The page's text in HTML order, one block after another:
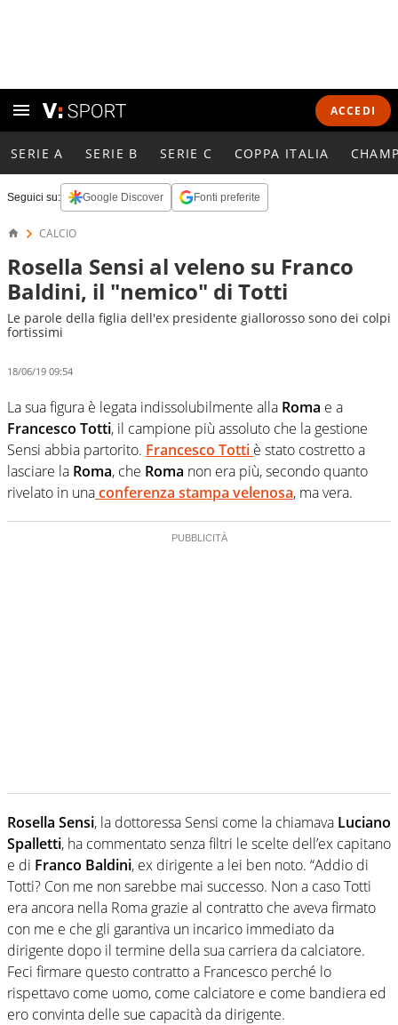
ACCEDI
SERIE A SERIE B SERIE C COPPA ITALIA
Seguici su: Google Discover Fonti preferite
CALCIO
Rosella Sensi al veleno su Franco
Baldini, il "nemico" di Totti
Le parole della figlia dell'ex presidente giallorosso sono dei colpi
fortissimi
18/06/19 09:54
La sua figura è legata indissolubilmente alla Roma e a
Francesco Totti, il campione più assoluto che la gestione
Sensi abbia partorito. Francesco Totti è stato costretto a
lasciare la Roma, che Roma non era più, secondo quanto
rivelato in unaconferenza stampa velenosa, ma vera.
Rosella Sensi, la dottoressa Sensi come la chiamava Luciano
Spalletti, ha commentato senza filtri le scelte dell’ex capitano
e di Franco Baldini, ex dirigente a lei ben noto. “Addio di
Totti? Con me non sarebbe mai successo. Non a caso Totti
era ancora nella Roma grazie al contratto che aveva firmato
con me e che gli garantiva un incarico immediato da
dirigente dopo il termine della sua carriera da calciatore.
Feci firmare questo contratto a Francesco perché lo
rispettavo come uomo, come calciatore e come bandiera ed
ero convinta delle sue capacità da dirigente.